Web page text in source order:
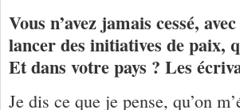
Vous n’avez jamais cessé,
lancer des initiatives de paix,
Et dans votre pays ? Les
Je dis ce que je pense, qu’on